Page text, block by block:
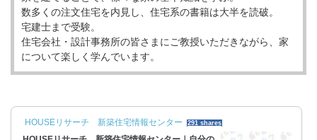
数多くの注文住宅を内見し、住宅系の書籍は大半を読破。
宅建士まで受験。
住宅会社・設計事務所の皆さまにご教授いただきながら、家
について楽しく学んでいます。
HOUSEリサーチ 新築住宅情報センター 291 shares